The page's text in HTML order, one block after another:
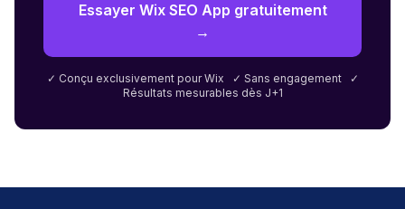
Essayer Wix SEO App gratuitement
→
✓ Conçu exclusivement pour Wix ✓ Sans engagement ✓
Résultats mesurables dès J+1